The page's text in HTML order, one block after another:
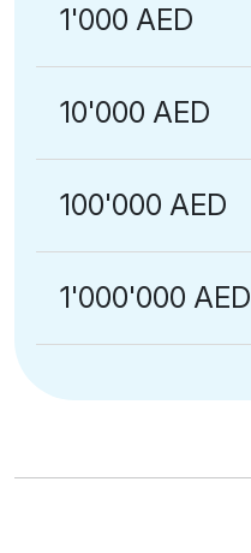
1'000 AED
10'000 AED
100'000 AED
1'000'000 AED